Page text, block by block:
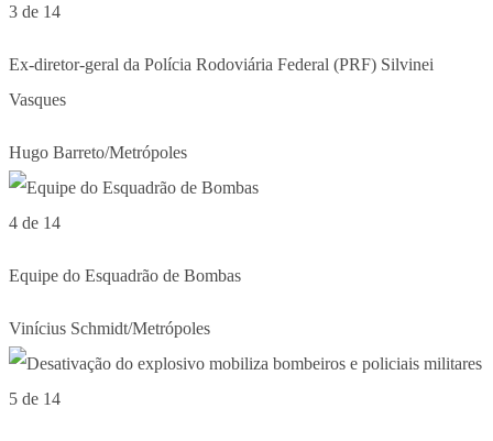
3 de 14
Ex-diretor-geral da Polícia Rodoviária Federal (PRF) Silvinei
Vasques
Hugo Barreto/Metrópoles
4 de 14
Equipe do Esquadrão de Bombas
Vinícius Schmidt/Metrópoles
5 de 14